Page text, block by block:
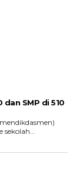
SMP di 510